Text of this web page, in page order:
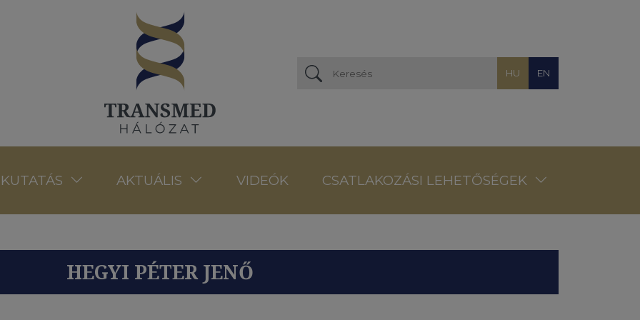
HU EN
KUTATÁS AKTUÁLIS VIDEÓK CSATLAKOZÁSI LEHETŐSÉGEK
HEGYI PÉTER JENŐ